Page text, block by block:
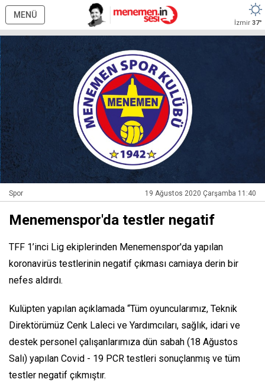
MENÜ
İzmir 37°
Spor 19 Ağustos 2020 Çarşamba 11:40
Menemenspor'da testler negatif
TFF 1’inci Lig ekiplerinden Menemenspor'da yapılan
koronavirüs testlerinin negatif çıkması camiaya derin bir
nefes aldırdı.
Kulüpten yapılan açıklamada “Tüm oyuncularımız, Teknik
Direktörümüz Cenk Laleci ve Yardımcıları, sağlık, idari ve
destek personel çalışanlarımıza dün sabah (18 Ağustos
Salı) yapılan Covid - 19 PCR testleri sonuçlanmış ve tüm
testler negatif çıkmıştır.